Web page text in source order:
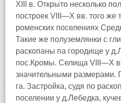
XIII в. Открыто несколько
построек VIII—X вв. того же
роменских поселениях
Такие же полуземлянки с
раскопаны па городище у
пос.Кромы. Селища VIII—X
значительными размерами.
га. Застройка, судя по
поселении у д.Лебедка,